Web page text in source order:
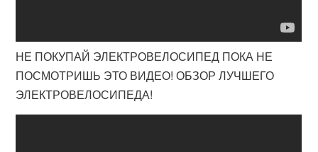
НЕ ПОКУПАЙ ЭЛЕКТРОВЕЛОСИПЕД ПОКА НЕ
ПОСМОТРИШЬ ЭТО ВИДЕО! ОБЗОР ЛУЧШЕГО
ЭЛЕКТРОВЕЛОСИПЕДА!